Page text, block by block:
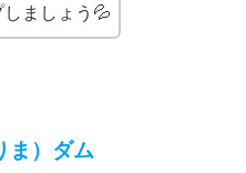
ましょう💦
）ダム